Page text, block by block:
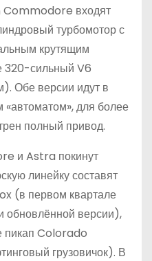
Commodore входят
турбомотор с
крутящим
320-сильный V6
Обе версии идут в
«автоматом», для более
полный привод.
и Astra покинут
линейку составят
(в первом квартале
обновлённой версии),
пикап Colorado
грузовичок). В